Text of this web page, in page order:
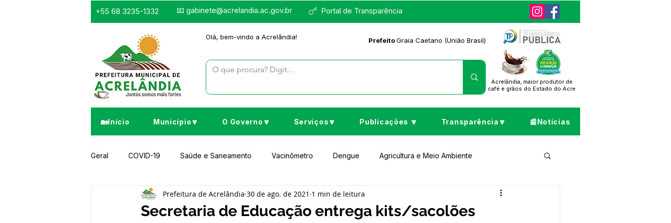
Portal de Transparência
+55 68 3235-1332 📧 gabinete@acrelandia.ac.gov.br
Olá, bem-vindo a Acrelândia! PrefeitoGraia Caetano (União Brasil)
Acrelândia, maior produtor de
café e grãos do Estado do Acre
🏡Início Município🔽 O Governo🔽 Serviços🔽 Publicações 🔽 Transparência🔽 📰Notícias
Geral COVID-19 Saúde e Saneamento Vacinômetro Dengue Agricultura e Meio Ambiente
Infraestrutura e Obras Desporto Cultura e Lazer Educação Assistência Social
Secretaria de Educação entrega kits/sacolões
Prefeitura de Acrelândia 30 de ago. de 2021 1 min de leitura